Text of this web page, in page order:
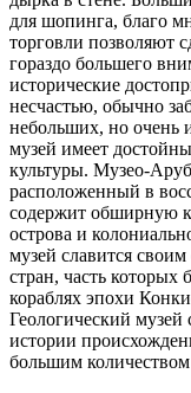
для шопинга, благо
торговли позволяют
гораздо большего
исторические
несчастью, обычно
небольших, но очень
музей имеет
культуры. Музео-
расположенный в
содержит обширную
острова и
музей славится
стран, часть
кораблях эпохи
Геологический
истории
большим